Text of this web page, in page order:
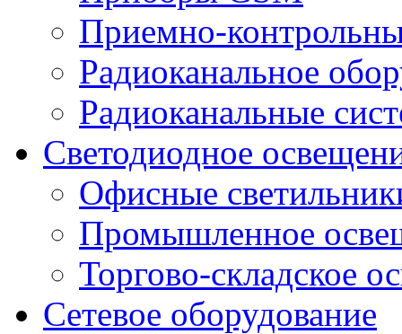
Приемно-
Радиоканальное
Радиоканальные
Светодиодное
Офисные
Промышленное
Торгово-складское
Сетевое оборудование